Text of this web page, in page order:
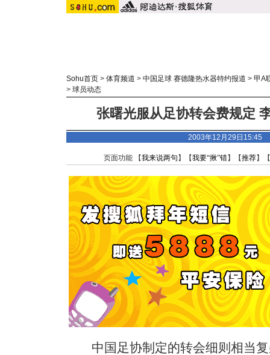
Sohu首页 > 体育频道 > 中国足球 赛德隆热水器特约报道 > 甲A
> 球员动态
张曙光服从足协转会费规定
2003年12月29日15:45
页面功能 【我来说两句 】【我要“揪”错】【推荐】
中国足协制定的转会细则相当复